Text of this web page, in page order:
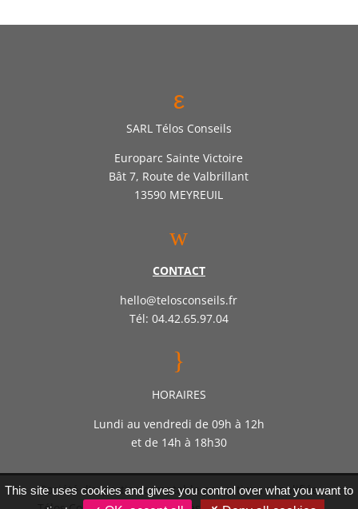
ε
SARL Télos Conseils
Europarc Sainte Victoire
Bât 7, Route de Valbrillant
13590 MEYREUIL
w
CONTACT
hello@telosconseils.fr
Tél: 04.42.65.97.04
}
HORAIRES
Lundi au vendredi de 09h à 12h
et de 14h à 18h30
Société d’expertise comptable par actions simplifiée
This site uses cookies and gives you control over what you want to